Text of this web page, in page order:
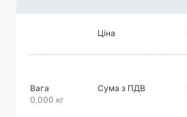
Ціна
Вага
0.000 кг
Сума з ПДВ